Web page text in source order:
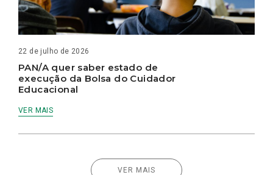
22 de julho de 2026
PAN/A quer saber estado de
execução da Bolsa do Cuidador
Educacional
VER MAIS
VER MAIS